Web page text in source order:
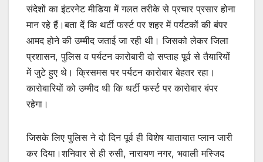
संदेशों का इंटरनेट मीडिया में गलत तरीके से प्रचार प्रसार होना
मान रहे हैं।बता दें कि थर्टी फर्स्ट पर शहर में पर्यटकों की बंपर
आमद होने की उम्मीद जताई जा रही थी। जिसको लेकर जिला
प्रशासन, पुलिस व पर्यटन कारोबारी दो सप्ताह पूर्व से तैयारियों
में जुटे हुए थे। क्रिसमस पर पर्यटन कारोबार बेहतर रहा।
कारोबारियों को उम्मीद थी कि थर्टी फर्स्ट पर कारोबार बंपर
रहेगा।
जिसके लिए पुलिस ने दो दिन पूर्व ही विशेष यातायात प्लान जारी
कर दिया।शनिवार से ही रुसी, नारायण नगर, भवाली मस्जिद